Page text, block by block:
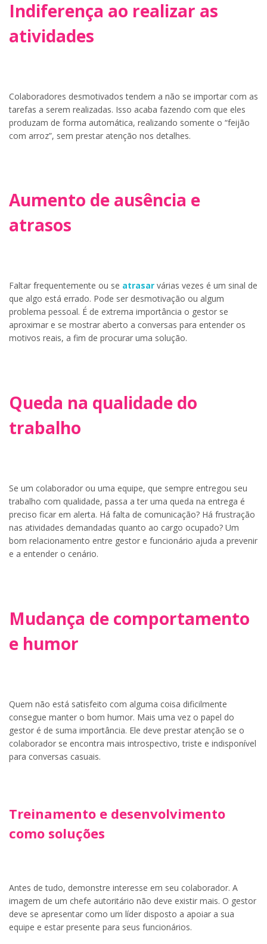
Indiferença ao realizar as
atividades
Colaboradores desmotivados tendem a não se importar com as
tarefas a serem realizadas. Isso acaba fazendo com que eles
produzam de forma automática, realizando somente o “feijão
com arroz”, sem prestar atenção nos detalhes.
Aumento de ausência e
atrasos
Faltar frequentemente ou se atrasar várias vezes é um sinal de
que algo está errado. Pode ser desmotivação ou algum
problema pessoal. É de extrema importância o gestor se
aproximar e se mostrar aberto a conversas para entender os
motivos reais, a fim de procurar uma solução.
Queda na qualidade do
trabalho
Se um colaborador ou uma equipe, que sempre entregou seu
trabalho com qualidade, passa a ter uma queda na entrega é
preciso ficar em alerta. Há falta de comunicação? Há frustração
nas atividades demandadas quanto ao cargo ocupado? Um
bom relacionamento entre gestor e funcionário ajuda a prevenir
e a entender o cenário.
Mudança de comportamento
e humor
Quem não está satisfeito com alguma coisa dificilmente
consegue manter o bom humor. Mais uma vez o papel do
gestor é de suma importância. Ele deve prestar atenção se o
colaborador se encontra mais introspectivo, triste e indisponível
para conversas casuais.
Treinamento e desenvolvimento
como soluções
Antes de tudo, demonstre interesse em seu colaborador. A
imagem de um chefe autoritário não deve existir mais. O gestor
deve se apresentar como um líder disposto a apoiar a sua
equipe e estar presente para seus funcionários.